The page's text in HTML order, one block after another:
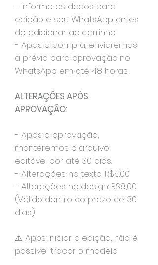
- Informe os dados para
edição e seu WhatsApp antes
de adicionar ao carrinho.
- Após a compra, enviaremos
a prévia para aprovação no
WhatsApp em até 48 horas.
ALTERAÇÕES APÓS
APROVAÇÃO:
- Após a aprovação,
manteremos o arquivo
editável por até 30 dias.
- Alterações no texto: R$5,00
- Alterações no design: R$8,00
(Válido dentro do prazo de 30
dias.)
⚠️ Após iniciar a edição, não é
possível trocar o modelo.